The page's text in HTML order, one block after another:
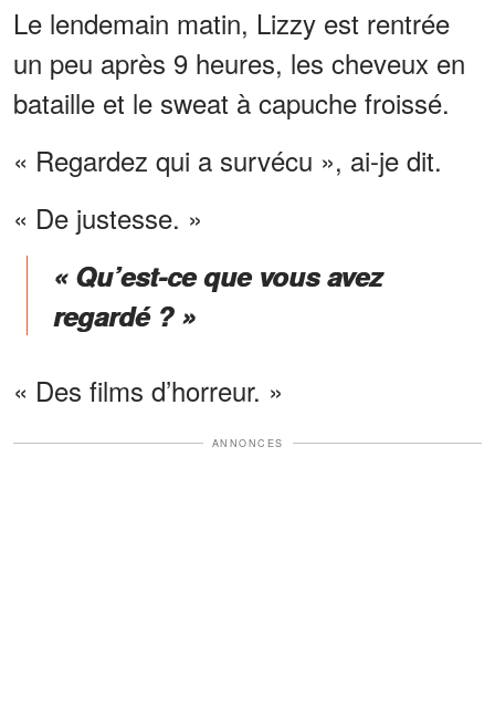
Le lendemain matin, Lizzy est rentrée
un peu après 9 heures, les cheveux en
bataille et le sweat à capuche froissé.
« Regardez qui a survécu », ai-je dit.
« De justesse. »
« Qu’est-ce que vous avez
regardé ? »
« Des films d’horreur. »
ANNONCES